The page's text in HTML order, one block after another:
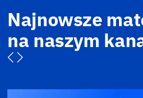
Najnowsze
na naszym